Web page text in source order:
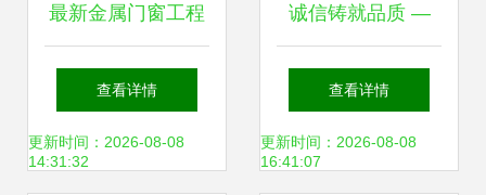
最新金属门窗工程
施工技术探讨
查看详情
更新时间：2026-08-08
14:31:32
诚信铸就品质 —
断桥铝与塑钢门窗
工程施工专家
查看详情
更新时间：2026-08-08
16:41:07